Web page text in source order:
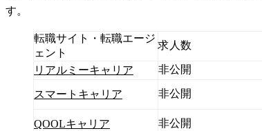
す。
転職サイト・転職エージ
ェント
求人数
リアルミーキャリア 非公開
スマートキャリア 非公開
QOOLキャリア
非公開